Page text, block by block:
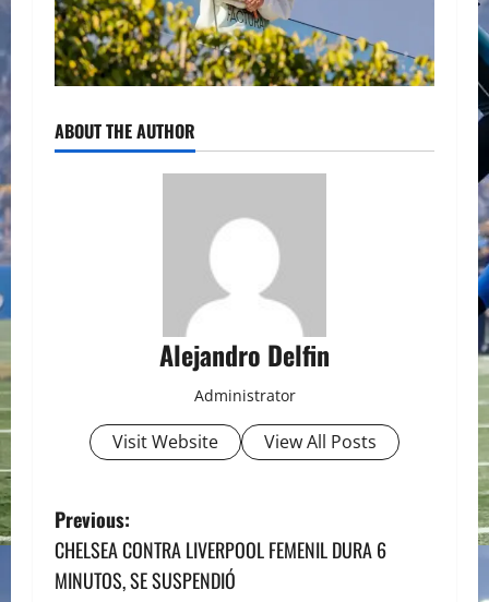
ABOUT THE AUTHOR
Alejandro Delfin
Administrator
Visit Website View All Posts
P
o
Previous:
CHELSEA CONTRA LIVERPOOL FEMENIL DURA 6
MINUTOS, SE SUSPENDIÓ